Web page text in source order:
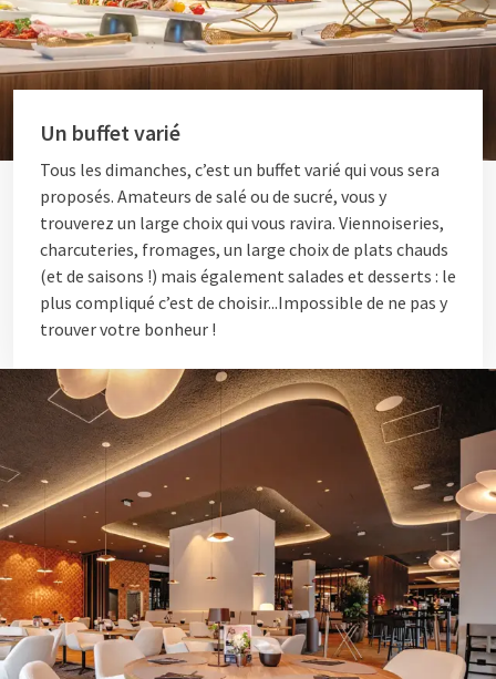
Un buffet varié
Tous les dimanches, c’est un buffet varié qui vous sera
proposés. Amateurs de salé ou de sucré, vous y
trouverez un large choix qui vous ravira. Viennoiseries,
charcuteries, fromages, un large choix de plats chauds
(et de saisons !) mais également salades et desserts : le
plus compliqué c’est de choisir...Impossible de ne pas y
trouver votre bonheur !